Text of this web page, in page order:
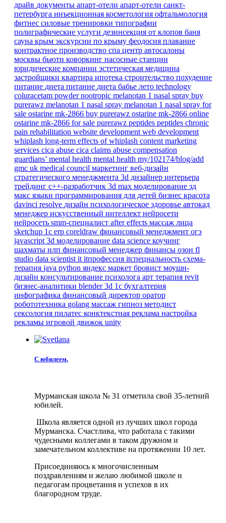
драйв документы апарт-отели апарт-отели санкт-
петербурга инъекционная косметология офтальмология
фитнес силовые тренировки типографии
полиграфические услуги дезинсекция от клопов баня
сауна крым экскурсии по крыму феодосия плавание
контрактное производство спа центр автосалоны
москвы бьюти коворкинг насосные станции
юридические компании эстетическая медицина
застройщики квартира ипотека строительство похудение
питание диета питание диета бабье лето technology
coluracetam powdernootropic melanotan 1 nasal spray buy
purerawz melanotan 1 nasal spray melanotan 1 nasal spray for
sale ostarine mk-2866 buy purerawz ostarine mk-2866 online
ostarine mk-2866 for sale purerawz peptides peptides chronic
pain rehabilitation website development web development
whiplash long-term effects of whiplash content marketing
services cica abuse cica claims abuse compensation
guardians’ mental health mental health my/102174/blog/add
gmc uk medical council маркетинг веб-дизайн
стратегического менеджмента 3d дизайнер интерьера
трейдинг c++-разработчик 3d max моделирование зд
макс языки программирования для детей бизнес красота
davinci resolve дизайн психологическое здоровье автокад
менеджер искусственный интеллект нейросети
нейросеть smm-специалист after effects массаж лица
sketchup 1с erp coreldraw финансовый менеджмент огэ
javascript 3d моделирование data science коучинг
шахматы нлп финансовый менеджер финансы озон fl
studio data scientist it itпрофессия itспециальность схема-
терапия java python яндекс маркет бровист моушн-
дизайн консультирование психолога арт терапия revit
бизнес-аналитики blender 3d 1с бухгалтерия
инфографика финансовый директор оратор
робототехника golang массаж гипноз методист
сексология пилатес конктекстная реклама настройка
рекламы игровой движок unity
С юбилеем.
Мурманская школа № 31 отметила свой 35-летний
юбилей.
Школа является одной из лучших школ города
Мурманска. Счастлива, что работала с такими
чудесными коллегами в таком дружном и
замечательном коллективе на протяжении 10 лет.
Присоединяюсь к многочисленным
поздравлениям и желаю любимой школе и
педагогам процветания и успехов в их
благородном труде.